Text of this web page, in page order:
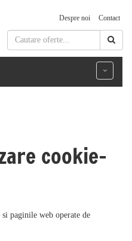
Despre noi Contact
cookie-
paginile web operate de